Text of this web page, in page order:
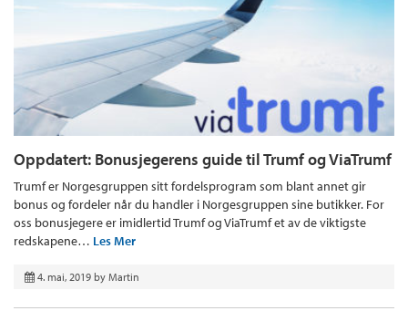
Oppdatert: Bonusjegerens guide til Trumf og ViaTrumf
Trumf er Norgesgruppen sitt fordelsprogram som blant annet gir
bonus og fordeler når du handler i Norgesgruppen sine butikker. For
oss bonusjegere er imidlertid Trumf og ViaTrumf et av de viktigste
redskapene… Les Mer
4. mai, 2019 by Martin